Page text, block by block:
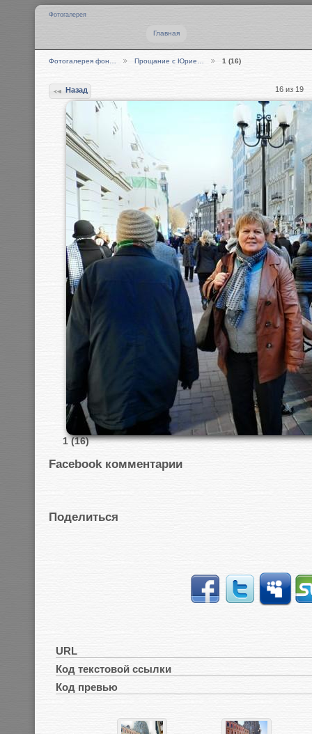
Фотогалерея
Главная
Фотогалерея фон… Прощание с Юрие… 1 (16)
Назад 16 из 19
1 (16)
Facebook комментарии
Поделиться
URL
Код текстовой ссылки
Код превью